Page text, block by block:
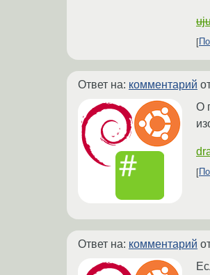
Ответ на: комментарий
О
Ответ на: комментарий